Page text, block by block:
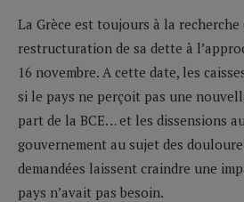
La Grèce est toujours à la recherche
restructuration de sa dette à
16 novembre. A cette date, les
si le pays ne perçoit pas une
part de la BCE… et les dissensions
gouvernement au sujet des
demandées laissent craindre une
pays n’avait pas besoin.